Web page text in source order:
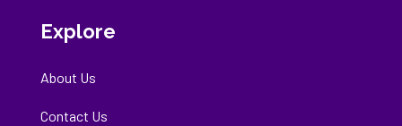
Explore
About Us
Contact Us